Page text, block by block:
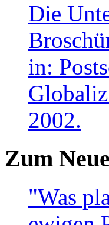
Die
in:
2002.
Zum
"Was